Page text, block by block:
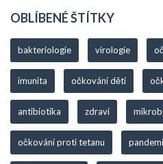
OBLÍBENÉ ŠTÍTKY
bakteriologie virologie
imunita očkování dětí
antibiotika zdraví
očkování proti tetanu